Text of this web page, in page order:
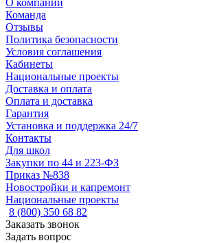
О компании
Команда
Отзывы
Политика безопасности
Условия соглашения
Кабинеты
Национальные проекты
Доставка и оплата
Оплата и доставка
Гарантия
Установка и поддержка 24/7
Контакты
Для школ
Закупки по 44 и 223-ФЗ
Приказ №838
Новостройки и капремонт
Национальные проекты
8 (800) 350 68 82
Заказать звонок
Задать вопрос